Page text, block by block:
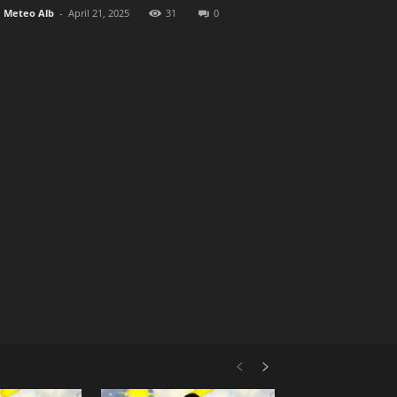
Meteo Alb - April 21, 2025 31 0